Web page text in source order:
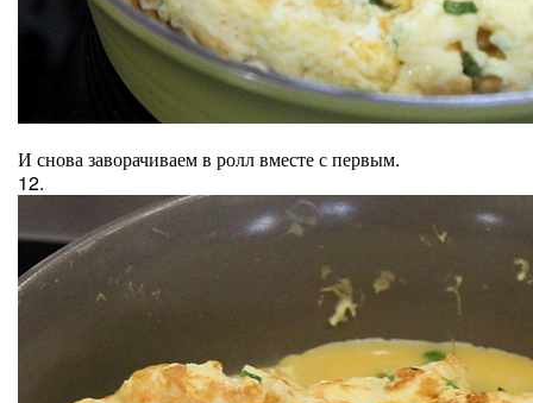
И снова заворачиваем в ролл вместе с первым.
12.